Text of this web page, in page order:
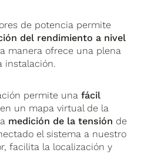
de potencia permite
del rendimiento a nivel
manera ofrece una plena
instalación.
permite unafácil
en un mapa virtual de la
medición de la tensión de
el sistema a nuestro
facilita la localización y